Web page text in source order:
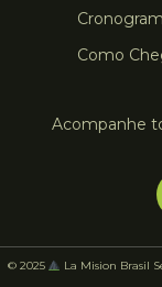
Como
Acompanhe
© 2025 La Mision Brasil